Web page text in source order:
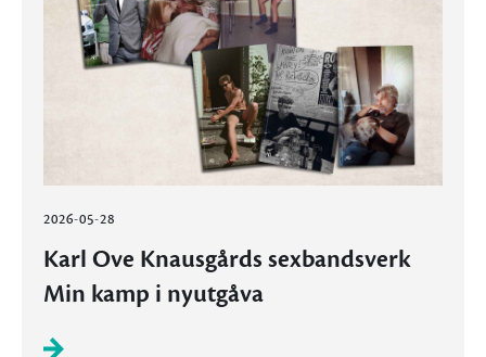
2026-05-28
Karl Ove Knausgårds sexbandsverk
Min kamp i nyutgåva